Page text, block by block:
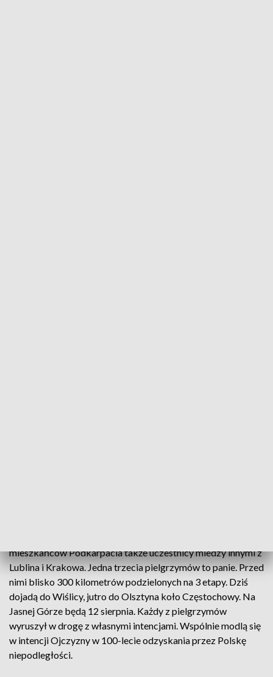
mieszkańców Podkarpacia także uczestnicy miedzy innymi z
Lublina i Krakowa. Jedna trzecia pielgrzymów to panie. Przed
nimi blisko 300 kilometrów podzielonych na 3 etapy. Dziś
dojadą do Wiślicy, jutro do Olsztyna koło Częstochowy. Na
Jasnej Górze będą 12 sierpnia. Każdy z pielgrzymów
wyruszył w drogę z własnymi intencjami. Wspólnie modlą się
w intencji Ojczyzny w 100-lecie odzyskania przez Polskę
niepodległości.